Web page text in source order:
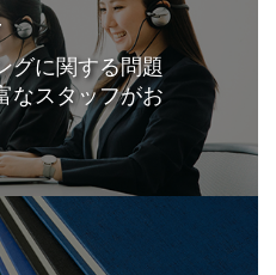
グに関する問題
なスタッフがお